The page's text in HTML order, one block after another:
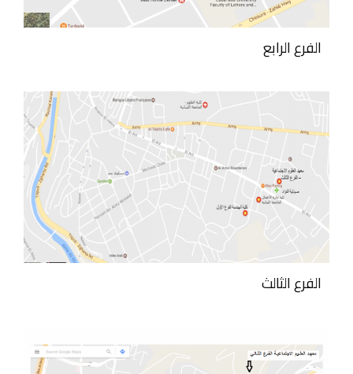
الفرع الرابع
الفرع الثالث